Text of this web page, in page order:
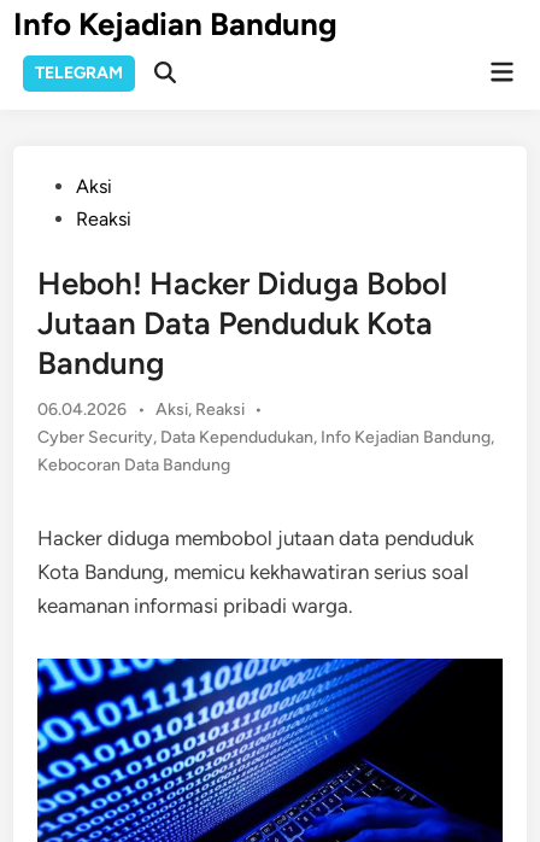
Skip
to
content
Info Kejadian Bandung
TELEGRAM
Open
PostedAksi
Reaksi
Heboh! Hacker Diduga Bobol
Jutaan Data Penduduk Kota
Bandung
06.04.2026 • Posted
in
Aksi, Reaksi •
Cyber Security, Data Kependudukan, Info Kejadian Bandung,
Kebocoran Data Bandung
Hacker diduga membobol jutaan data penduduk
Kota Bandung, memicu kekhawatiran serius soal
keamanan informasi pribadi warga.